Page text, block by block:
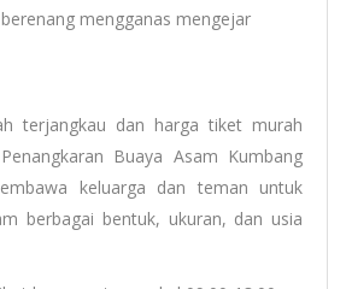
mengganas mengejar
terjangkau dan harga tiket murah
Buaya Asam Kumbang
keluarga dan teman untuk
berbagai bentuk, ukuran, dan usia